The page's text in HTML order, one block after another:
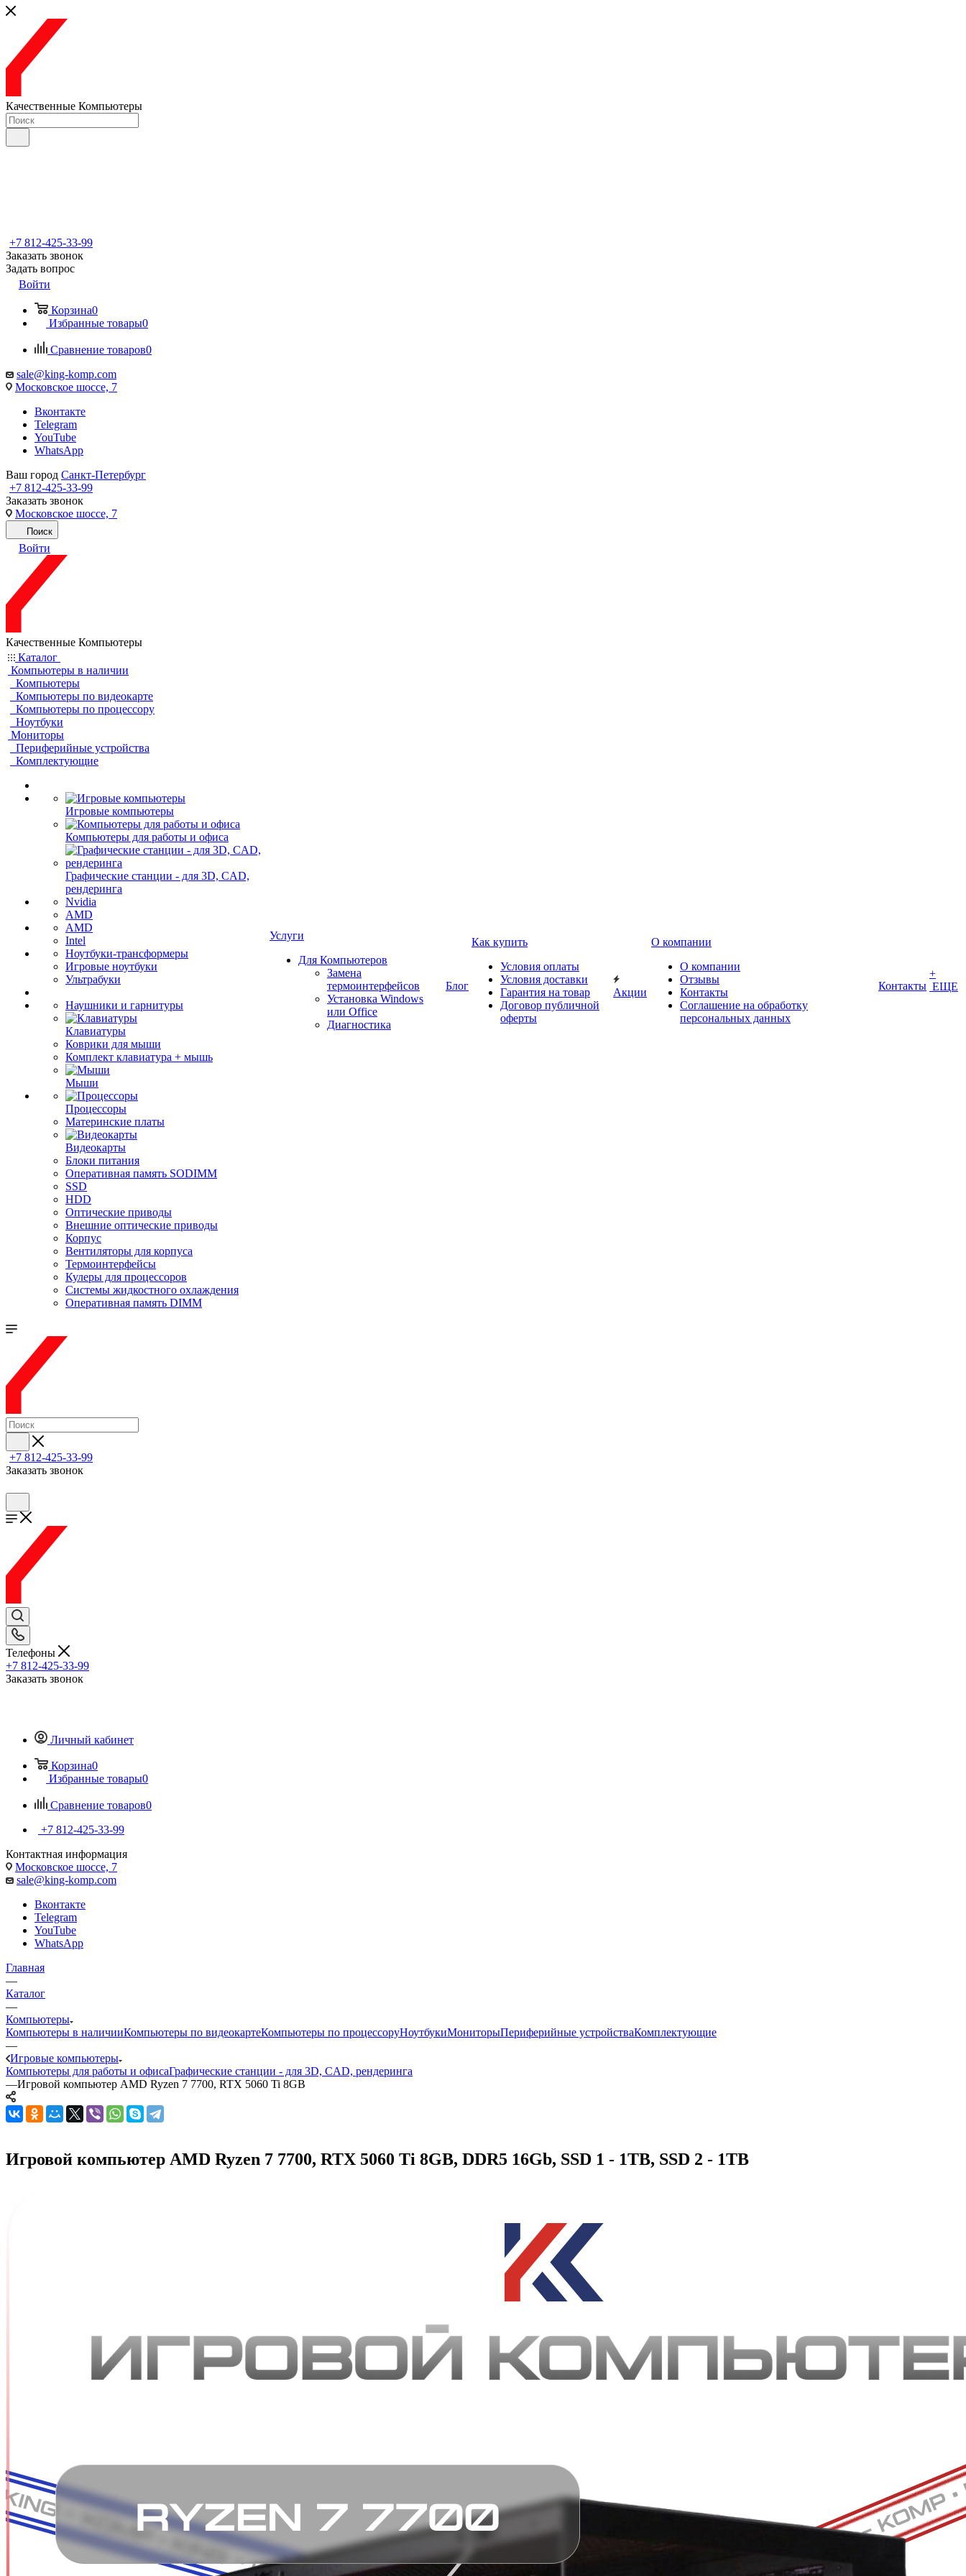
Качественные Компьютеры
+7 812-425-33-99
Заказать звонок
Задать вопрос
Войти
Корзина0
Избранные товары0
Сравнение товаров0
sale@king-komp.com
Московское шоссе, 7
Вконтакте
Telegram
YouTube
WhatsApp
Ваш город Санкт-Петербург
+7 812-425-33-99
Заказать звонок
Московское шоссе, 7
Поиск
Войти
Качественные Компьютеры
Каталог
Компьютеры в наличии
Компьютеры
Компьютеры по видеокарте
Компьютеры по процессору
Ноутбуки
Мониторы
Периферийные устройства
Комплектующие
Игровые компьютеры
Компьютеры для работы и офиса
Графические станции - для 3D, CAD,
рендеринга
Nvidia
AMD
AMD
Intel
Ноутбуки-трансформеры
Игровые ноутбуки
Ультрабуки
Наушники и гарнитуры
Клавиатуры
Коврики для мыши
Комплект клавиатура + мышь
Мыши
Процессоры
Материнские платы
Видеокарты
Блоки питания
Оперативная память SODIMM
SSD
HDD
Оптические приводы
Внешние оптические приводы
Корпус
Вентиляторы для корпуса
Термоинтерфейсы
Кулеры для процессоров
Системы жидкостного охлаждения
Оперативная память DIMM
Услуги
Для Компьютеров
Замена
термоинтерфейсов
Установка Windows
или Office
Диагностика
Блог
Как купить
Условия оплаты
Условия доставки
Гарантия на товар
Договор публичной
оферты
Акции
О компании
О компании
Отзывы
Контакты
Соглашение на обработку
персональных данных
Контакты
+
ЕЩЕ
+7 812-425-33-99
Заказать звонок
Телефоны
+7 812-425-33-99
Заказать звонок
Личный кабинет
Корзина0
Избранные товары0
Сравнение товаров0
+7 812-425-33-99
Контактная информация
Московское шоссе, 7
sale@king-komp.com
Вконтакте
Telegram
YouTube
WhatsApp
Главная
—
Каталог
—
Компьютеры
Компьютеры в наличииКомпьютеры по видеокартеКомпьютеры по процессоруНоутбукиМониторыПериферийные устройстваКомплектующие
—
Игровые компьютеры
Компьютеры для работы и офисаГрафические станции - для 3D, CAD, рендеринга
—Игровой компьютер AMD Ryzen 7 7700, RTX 5060 Ti 8GB
Игровой компьютер AMD Ryzen 7 7700, RTX 5060 Ti 8GB, DDR5 16Gb, SSD 1 - 1TB, SSD 2 - 1TB